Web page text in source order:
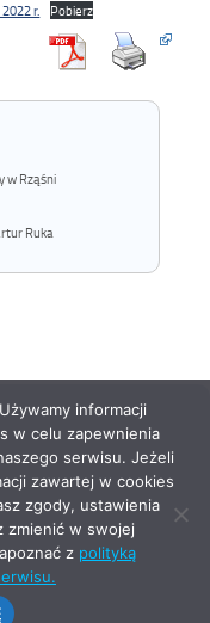
r. Pobierz
w Rząśni
Ruka
Używamy informacji
w celu zapewnienia
serwisu. Jeżeli
zawartej w cookies
zgody, ustawienia
zmienić w swojej
z polityką